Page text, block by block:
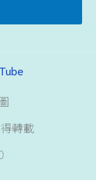
轉載